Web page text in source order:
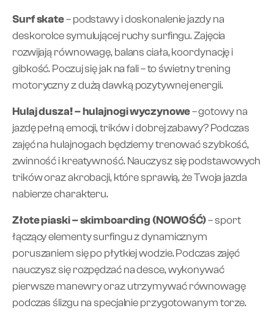
Surf skate– podstawy i doskonalenie jazdy na
deskorolce symulującej ruchy surfingu. Zajęcia
rozwijają równowagę, balans ciała, koordynację i
gibkość. Poczuj się jak na fali – to świetny trening
motoryczny z dużą dawką pozytywnej energii.
Hulaj dusza! – hulajnogi wyczynowe– gotowy na
jazdę pełną emocji, trików i dobrej zabawy? Podczas
zajęć na hulajnogach będziemy trenować szybkość,
zwinność i kreatywność. Nauczysz się podstawowych
trików oraz akrobacji, które sprawią, że Twoja jazda
nabierze charakteru.
Złote piaski – skimboarding (NOWOŚĆ)– sport
łączący elementy surfingu z dynamicznym
poruszaniem się po płytkiej wodzie. Podczas zajęć
nauczysz się rozpędzać na desce, wykonywać
pierwsze manewry oraz utrzymywać równowagę
podczas ślizgu na specjalnie przygotowanym torze.